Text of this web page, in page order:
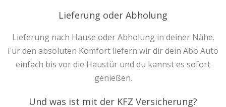
Lieferung oder Abholung
Lieferung nach Hause oder Abholung in deiner Nähe.
Für den absoluten Komfort liefern wir dir dein Abo Auto
einfach bis vor die Haustür und du kannst es sofort
genießen.
Und was ist mit der KFZ Versicherung?